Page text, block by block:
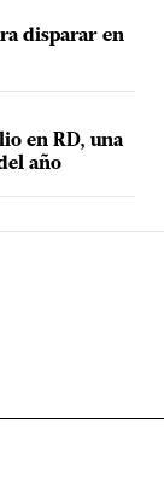
disparar en
en RD, una
año